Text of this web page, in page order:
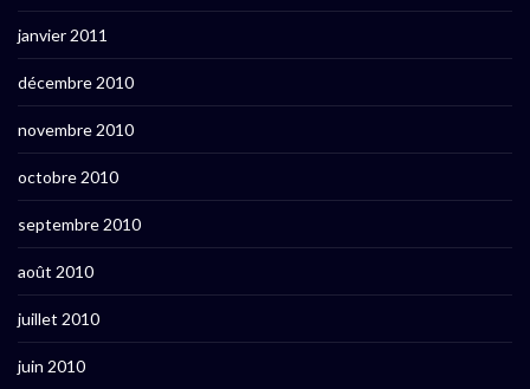
janvier 2011
décembre 2010
novembre 2010
octobre 2010
septembre 2010
août 2010
juillet 2010
juin 2010